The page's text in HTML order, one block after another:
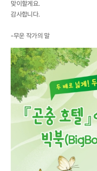
맞이할게요.
감사합니다.
-무운 작가의 말